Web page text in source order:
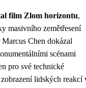
film Zlom horizontu,
masivního zemětřesení
Chen dokázal
scénami
pro své technické
lidských reakcí